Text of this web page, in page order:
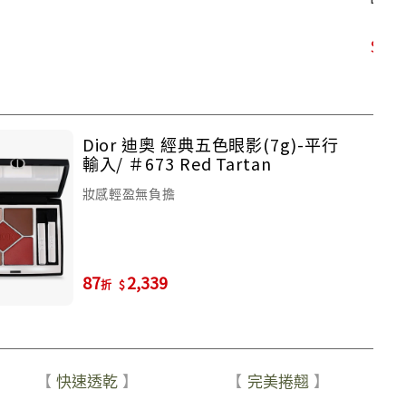
Dior 迪奧 經典五色眼影(7g)-平行
輸入/ ＃673 Red Tartan
妝感輕盈無負擔
87折 2,339
快速透乾 完美捲翹